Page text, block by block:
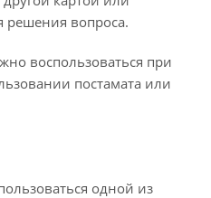
решения вопроса.
воспользоваться при
постамата или
одной из